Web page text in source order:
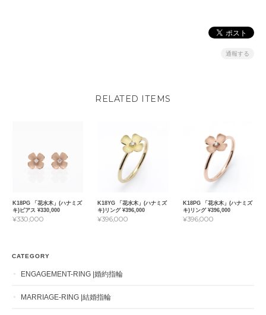
通報する
RELATED ITEMS
K18PG 「花水木」(ハナミズ
キ)ピアス ¥330,000
¥330,000
K18YG 「花水木」(ハナミズ
キ)リング ¥396,000
¥396,000
K18PG 「花水木」(ハナミズ
キ)リング ¥396,000
¥396,000
CATEGORY
ENGAGEMENT-RING |婚約指輪
MARRIAGE-RING |結婚指輪